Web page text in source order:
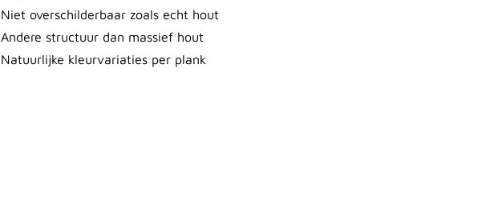
Niet overschilderbaar zoals echt hout
Andere structuur dan massief hout
Natuurlijke kleurvariaties per plank